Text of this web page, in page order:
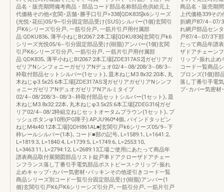
品名・販売期間備考商品・部品コード部品名称部品色供給元上
代価格その他<玄関･店舗･勝手口引戸>338[QDK835]k6シリーズ
(光悦･花伝)05/9∼引分固定部品受け(SUS)シルバー(1個)玄関引
戸K6シリーズ引分戸､一筋引分戸､一筋片引戸用付属部
品:QDKU836､薄平小ねじBI2067:2本工場[QDKU836]玄関引戸k6
シリーズ光悦05/6∼引分固定部品受け(樹脂)アンバー(1個)玄関
引戸K6シリーズ引分戸､一筋引分戸､一筋片引戸用付属部
品:QDK835､薄平小ねじBI2067:2本工場[ZDE317AS2]ガゼリアガ
ゼリアNシンフォニーガゼリアNデュオ02/4∼08/208/3∼08/3∼
枠取付部品セットシルバー(1セット)､皿木ねじM3.8x32:20本､丸
木ねじφ3.5x25:6本工場[ZDE317AS3]ガゼリアガゼリアNシンフ
ォニーガゼリアNデュオガゼリアNアルミタイプ
02/4∼08/208/3∼08/3∼枠取付部品セットシルバー(1セット)､皿
木ねじM3.8x32:22本､丸木ねじφ3.5x25:6本工場[ZDEG316]ガゼ
リア02/4∼08/2枠組立ねじセットオータムブラウン(1セット)､プ
ッシュボタンφ10用(PG障子):APJU960*4個､バインドタッピン
ねじM4x40:12本工場[QDH861AL■]玄関引戸k6シリーズ05/9∼下
枠レールシルバー(1本)､コード■部の記号､L=1589:1､L=1641:2､
L=1819:3､L=1840:4､L=1739:5､L=1749:6､L=2553:10､
L=3463:11､L=2794:12､L=2689:13工場ご使用にあたって商品年
譜表商品取付展開図部品リスト錠戸車ドアクローザドアチェー
ンフランス落し丁番引手電気部品ポストピース･クリップ･振れ
止めキャップ･カバー気密材･パッキンその他逆引きコード一覧
商品シリーズ別コード一覧引分固定部品受け(樹脂)アンバー(1
個)玄関引引戸K6戸K6シリーシズ引分戸､一筋引分戸､一筋片引戸
商品名・販売期
上代価格339そ
折網戸87/4∼07/3
れ網戸部品セン
戸87/4∼07/3下
たって商品年譜
ザドアチェーン
リップ･振れ止
コード一覧商品
ブロンズ(1個)部
落し丁番引手電
プ･カバー気密材